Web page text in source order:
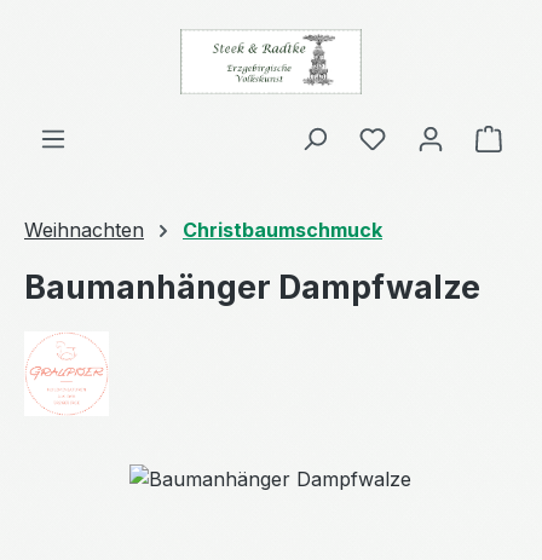
Zum Hauptinhalt springen
Weihnachten Christbaumschmuck
Baumanhänger Dampfwalze
Bildergalerie überspringen